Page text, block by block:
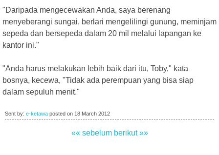
"Daripada mengecewakan Anda, saya berenang
menyeberangi sungai, berlari mengelilingi gunung, meminjam
sepeda dan bersepeda dalam 20 mil melalui lapangan ke
kantor ini."
"Anda harus melakukan lebih baik dari itu, Toby," kata
bosnya, kecewa, "Tidak ada perempuan yang bisa siap
dalam sepuluh menit."
Sent by: e-ketawa posted on 18 March 2012
«« sebelum berikut »»